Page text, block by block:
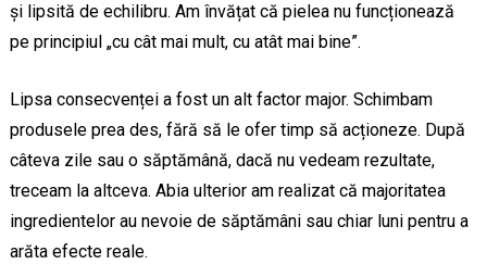
și lipsită de echilibru. Am învățat că pielea nu funcționează
pe principiul „cu cât mai mult, cu atât mai bine”.
Lipsa consecvenței a fost un alt factor major. Schimbam
produsele prea des, fără să le ofer timp să acționeze. După
câteva zile sau o săptămână, dacă nu vedeam rezultate,
treceam la altceva. Abia ulterior am realizat că majoritatea
ingredientelor au nevoie de săptămâni sau chiar luni pentru a
arăta efecte reale.